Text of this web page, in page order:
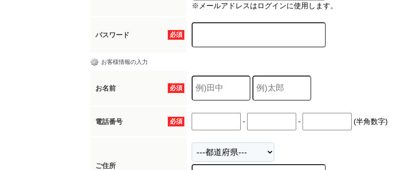
※メールアドレスはログインに使用します。
必須
パスワード
お客様情報の入力
必須
お名前
必須
電話番号 - - (半角数字)
ご住所